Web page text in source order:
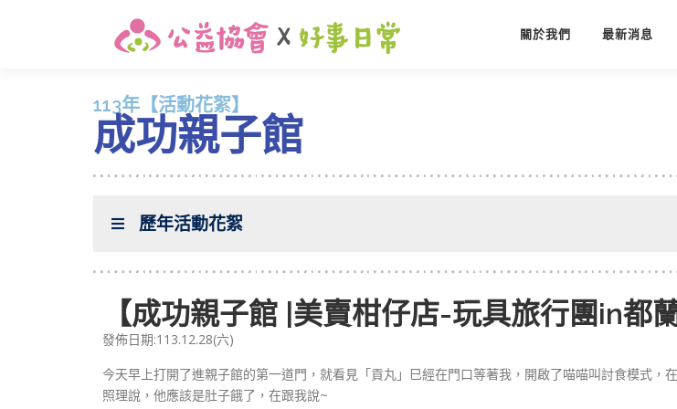
關於我們 最新消息
113年【活動花絮】
成功親子館
歷年活動花絮
【成功親子館 |美賣柑仔店-玩具旅行團in都
發佈日期:113.12.28(六)
今天早上打開了進親子館的第一道門，就看見「貢丸」巳經在門口等著我，開啟了喵喵叫討食模式
照理說，他應該是肚子餓了，在跟我說~